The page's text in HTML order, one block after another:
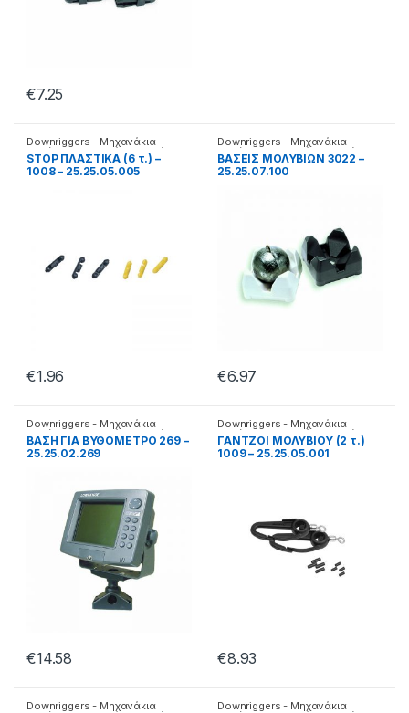
€7.25
Downriggers - Μηχανάκια
καθέτης ,Αξεσουάρ καθετής
STOP ΠΛΑΣΤΙΚΑ (6 τ.) –
1008 – 25.25.05.005
€1.96
Downriggers - Μηχανάκια
καθέτης ,Αξεσουάρ καθετής
ΒΑΣΕΙΣ ΜΟΛΥΒΙΩΝ 3022 –
25.25.07.100
€6.97
Downriggers - Μηχανάκια
καθέτης,Αξεσουάρ καθετής
ΒΑΣΗ ΓΙΑ ΒΥΘΟΜΕΤΡΟ 269 –
25.25.02.269
€14.58
Downriggers - Μηχανάκια
καθέτης, Αξεσουάρ καθετής
ΓΑΝΤΖΟΙ ΜΟΛΥΒΙΟΥ (2 τ.)
1009 – 25.25.05.001
€8.93
Downriggers - Μηχανάκια Downriggers - Μηχανάκια